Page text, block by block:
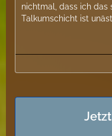
nichtmal, dass ich das
Talkumschicht ist